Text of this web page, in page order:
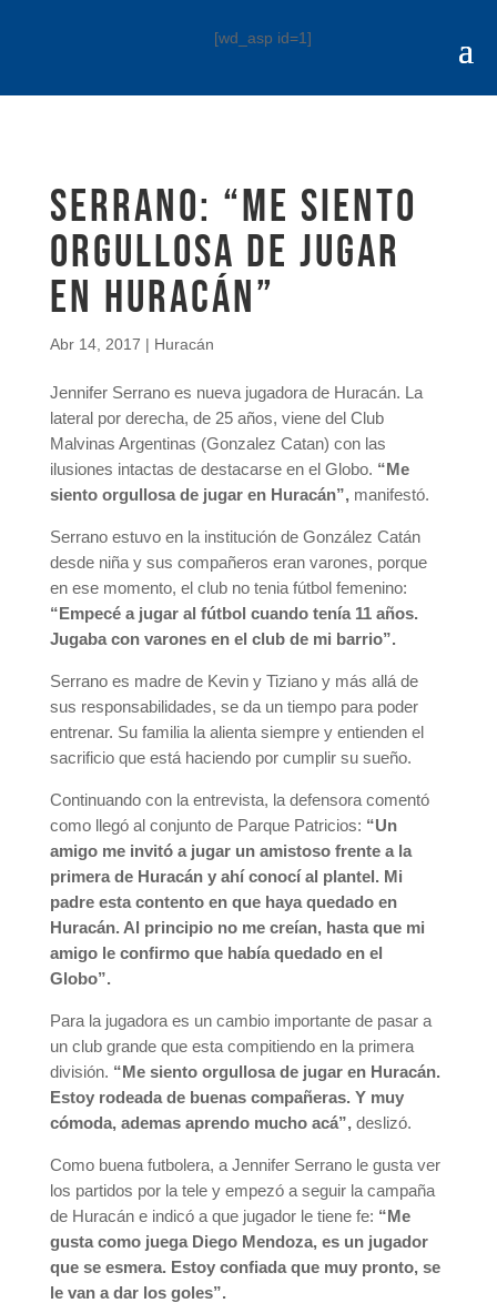
[wd_asp id=1]
Serrano: “Me siento
orgullosa de jugar
en Huracán”
Abr 14, 2017 | Huracán
Jennifer Serrano es nueva jugadora de Huracán. La
lateral por derecha, de 25 años, viene del Club
Malvinas Argentinas (Gonzalez Catan) con las
ilusiones intactas de destacarse en el Globo. “Me
siento orgullosa de jugar en Huracán”,manifestó.
Serrano estuvo en la institución de González Catán
desde niña y sus compañeros eran varones, porque
en ese momento, el club no tenia fútbol femenino:
“Empecé a jugar al fútbol cuando tenía 11 años.
Jugaba con varones en el club de mi barrio”.
Serrano es madre de Kevin y Tiziano y más allá de
sus responsabilidades, se da un tiempo para poder
entrenar. Su familia la alienta siempre y entienden el
sacrificio que está haciendo por cumplir su sueño.
Continuando con la entrevista, la defensora comentó
como llegó al conjunto de Parque Patricios: “Un
amigo me invitó a jugar un amistoso frente a la
primera de Huracán y ahí conocí al plantel. Mi
padre esta contento en que haya quedado en
Huracán. Al principio no me creían, hasta que mi
amigo le confirmo que había quedado en el
Globo”.
Para la jugadora es un cambio importante de pasar a
un club grande que esta compitiendo en la primera
división. “Me siento orgullosa de jugar en Huracán.
Estoy rodeada de buenas compañeras. Y muy
cómoda, ademas aprendo mucho acá”, deslizó.
Como buena futbolera, a Jennifer Serrano le gusta ver
los partidos por la tele y empezó a seguir la campaña
de Huracán e indicó a que jugador le tiene fe: “Me
gusta como juega Diego Mendoza, es un jugador
que se esmera. Estoy confiada que muy pronto, se
le van a dar los goles”.